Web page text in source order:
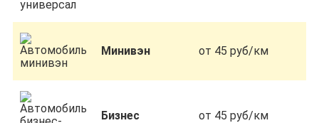
Минивэн от 45 руб/км
Бизнес от 45 руб/км